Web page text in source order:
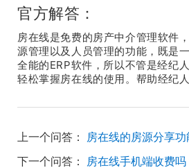
官方解答：
房在线是免费的房产中介管理软件
源管理以及人员管理的功能，既是
全能的ERP软件，所以不管是经纪
轻松掌握房在线的使用。帮助经纪
上一个问答： 房在线的房源分享功
下一个问答： 房在线手机端收费吗